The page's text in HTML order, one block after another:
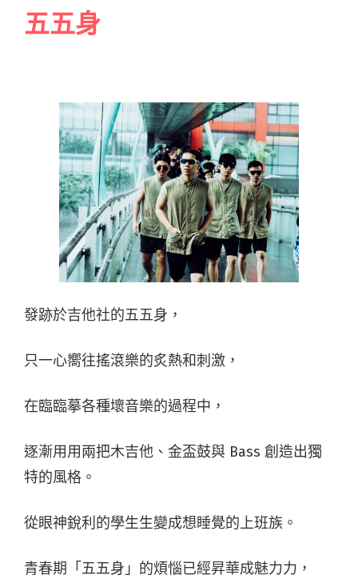
五五身
發跡於吉他社的五五身，
只一心嚮往搖滾樂的炙熱和刺激，
在臨臨摹各種壞音樂的過程中，
逐漸用用兩把木吉他、金盃鼓與 Bass 創造出獨
特的風格。
從眼神銳利的學生生變成想睡覺的上班族。
青春期「五五身」的煩惱已經昇華成魅力力，